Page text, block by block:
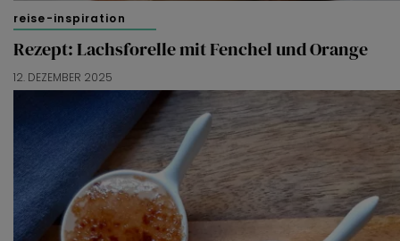
reise-inspiration
Rezept: Lachsforelle mit Fenchel und Orange
12. DEZEMBER 2025